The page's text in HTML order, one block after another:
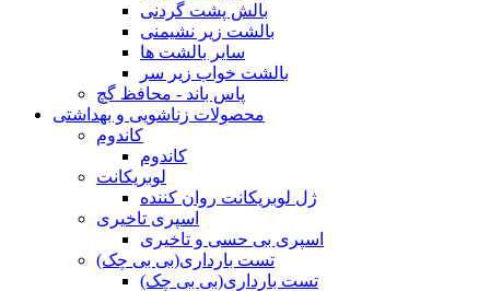
بالش پشت گردنی
بالشت زیر نشیمنی
سایر بالشت ها
بالشت خواب زیر سر
پاس باند - محافظ گچ
محصولات زناشویی و بهداشتی
کاندوم
کاندوم
لوبریکانت
ژل لوبریکانت روان کننده
اسپری تاخیری
اسپری بی حسی و تاخیری
تست بارداری(بی بی چک)
تست بارداری(بی بی چک)